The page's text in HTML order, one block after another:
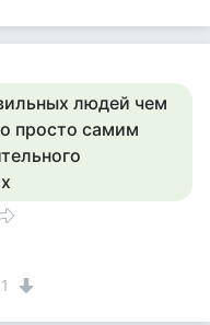
людей чем
просто самим
1